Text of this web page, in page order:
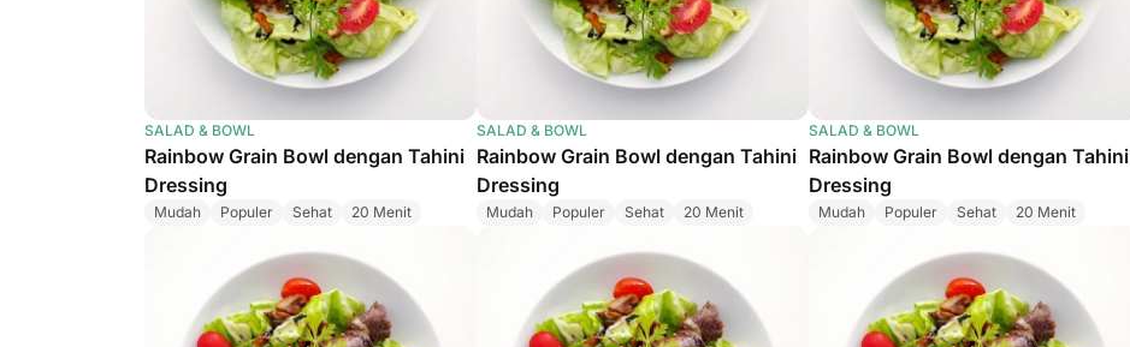
SALAD & BOWL
Rainbow Grain Bowl dengan Tahini
Dressing
Mudah Populer Sehat 20 Menit
SALAD & BOWL
Rainbow Grain Bowl dengan Tahini
Dressing
Mudah Populer Sehat 20 Menit
SALAD & BOWL
Rainbow Grain Bowl dengan Tahini
Dressing
Mudah Populer Sehat 20 Menit